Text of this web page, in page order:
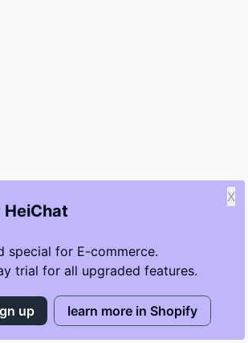
HeiChat
special for E-commerce.
trial for all upgraded features.
X
up learn more in Shopify
Inc. All rights reserved.
that want faster answers and cleaner